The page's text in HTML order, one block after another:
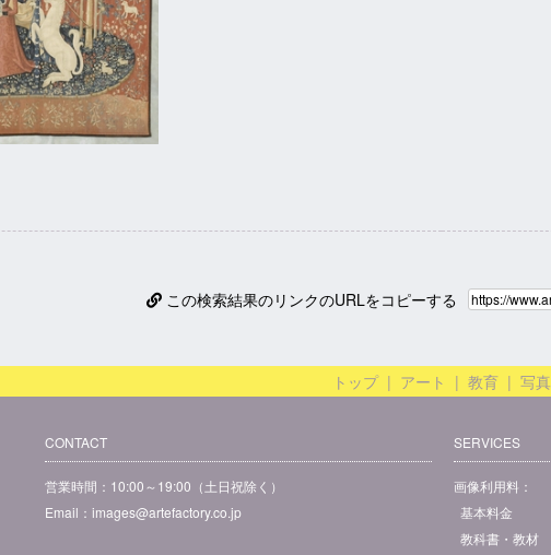
: A mon seul desir
この検索結果のリンクのURLをコピーする
トップ| アート | 教育 | 写真
CONTACT
営業時間：10:00～19:00（土日祝除く）
Email： images@artefactory.co.jp
SERVICES
画像利用料：
基本料金
教科書・教材